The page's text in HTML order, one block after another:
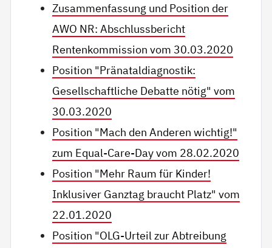
Zusammenfassung und Position der
AWO NR: Abschlussbericht
Rentenkommission vom 30.03.2020
Position "Pränataldiagnostik:
Gesellschaftliche Debatte nötig" vom
30.03.2020
Position "Mach den Anderen wichtig!"
zum Equal-Care-Day vom 28.02.2020
Position "Mehr Raum für Kinder!
Inklusiver Ganztag braucht Platz" vom
22.01.2020
Position "OLG-Urteil zur Abtreibung